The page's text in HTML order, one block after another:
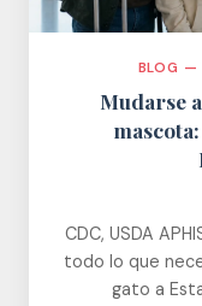
BLOG —
Mudarse
CDC, USDA
todo lo que
gato a